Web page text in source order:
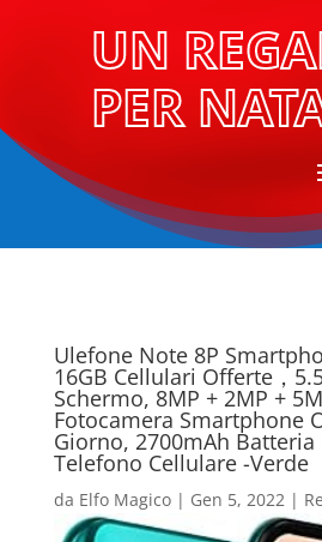
UN
PER
Ulefone Note 8P
16GB Cellulari Offerte，
Schermo, 8MP + 2MP +
Fotocamera Smartphone
Giorno, 2700mAh Batteria
Telefono Cellulare -Verde
da Elfo Magico| Gen 5, 2022|